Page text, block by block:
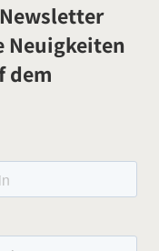
Neuigkeiten
dem